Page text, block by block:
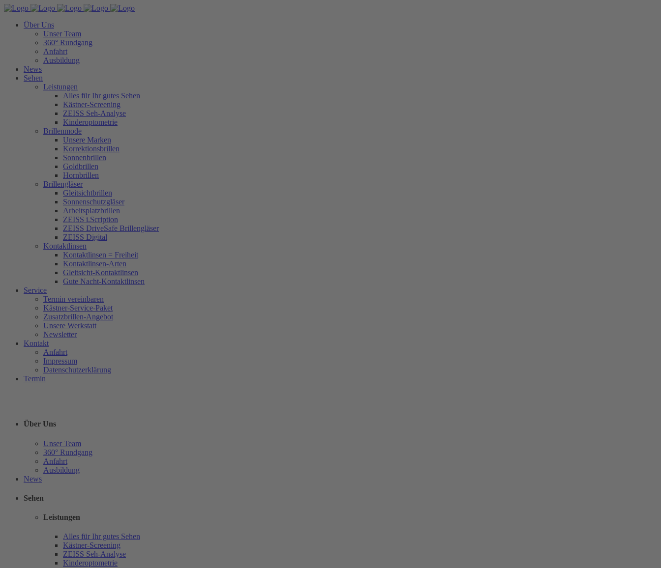
Über Uns
Unser Team
360° Rundgang
Anfahrt
Ausbildung
News
Sehen
Leistungen
Alles für Ihr gutes Sehen
Kästner-Screening
ZEISS Seh-Analyse
Kinderoptometrie
Brillenmode
Unsere Marken
Korrektionsbrillen
Sonnenbrillen
Goldbrillen
Hornbrillen
Brillengläser
Gleitsichtbrillen
Sonnenschutzgläser
Arbeitsplatzbrillen
ZEISS i.Scription
ZEISS DriveSafe Brillengläser
ZEISS Digital
Kontaktlinsen
Kontaktlinsen = Freiheit
Kontaktlinsen-Arten
Gleitsicht-Kontaktlinsen
Gute Nacht-Kontaktlinsen
Service
Termin vereinbaren
Kästner-Service-Paket
Zusatzbrillen-Angebot
Unsere Werkstatt
Newsletter
Kontakt
Anfahrt
Impressum
Datenschutzerklärung
Termin
Über Uns
Unser Team
360° Rundgang
Anfahrt
Ausbildung
News
Sehen
Leistungen
Alles für Ihr gutes Sehen
Kästner-Screening
ZEISS Seh-Analyse
Kinderoptometrie